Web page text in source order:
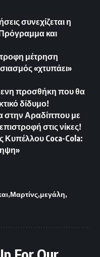
συνεχίζεται η
και
μέτρηση
«χτυπάει»
προσθήκη που θα
δίδυμο!
στην Αραδίππου με
στις νίκες!
Κυπέλλου Coca-Cola:
Μαρτίνς μεγάλη